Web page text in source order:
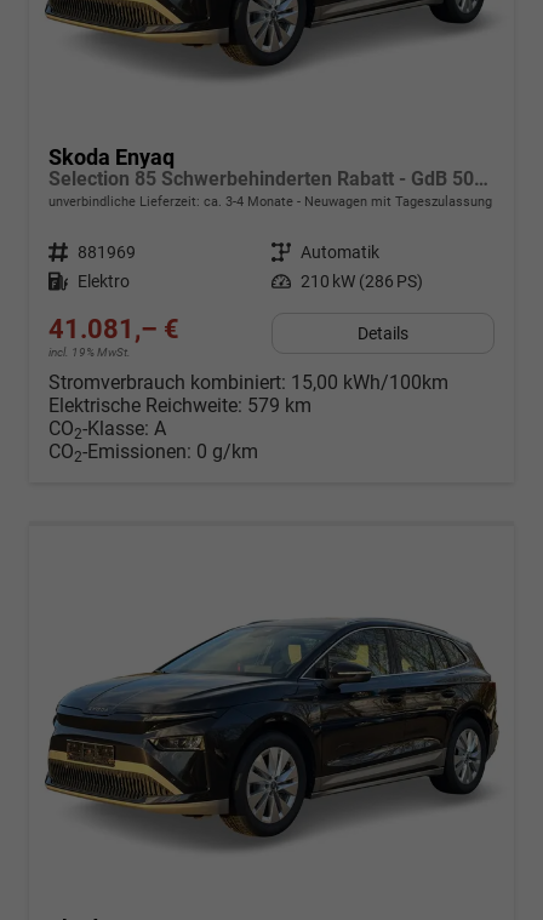
Skoda Enyaq
Selection 85 Schwerbehinderten Rabatt - GdB 50% FÖRDERFÄHIG
unverbindliche Lieferzeit: ca. 3-4 Monate Neuwagen mit Tageszulassung
Fahrzeugnr. 881969 Getriebe Automatik
Kraftstoff Elektro Leistung 210 kW (286 PS)
41.081,– €
incl. 19% MwSt.
Details
Stromverbrauch kombiniert: 15,00 kWh/100km
Elektrische Reichweite: 579 km
CO2-Klasse: A
CO2-Emissionen: 0 g/km